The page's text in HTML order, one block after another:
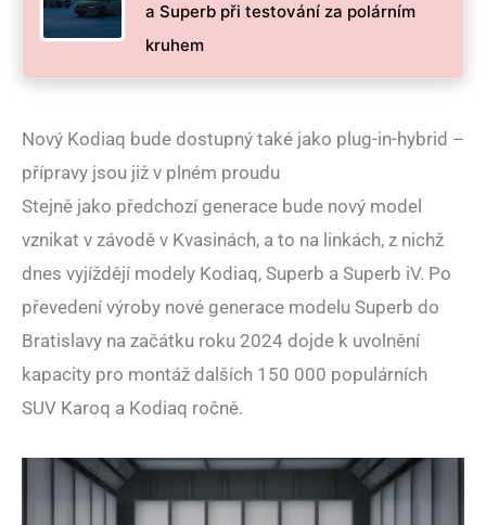
a Superb při testování za polárním
kruhem
Nový Kodiaq bude dostupný také jako plug-in-hybrid –
přípravy jsou již v plném proudu
Stejně jako předchozí generace bude nový model
vznikat v závodě v Kvasinách, a to na linkách, z nichž
dnes vyjíždějí modely Kodiaq, Superb a Superb iV. Po
převedení výroby nové generace modelu Superb do
Bratislavy na začátku roku 2024 dojde k uvolnění
kapacity pro montáž dalších 150 000 populárních
SUV Karoq a Kodiaq ročně.